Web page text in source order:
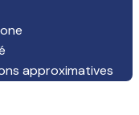
approximatives